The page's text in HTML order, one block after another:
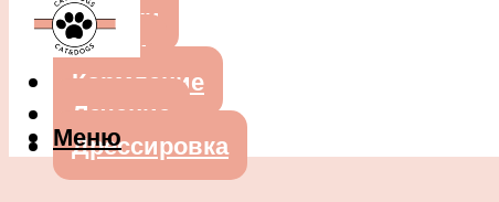
Собаки
Кошки
Кормление
Лечение
Дрессировка
Меню